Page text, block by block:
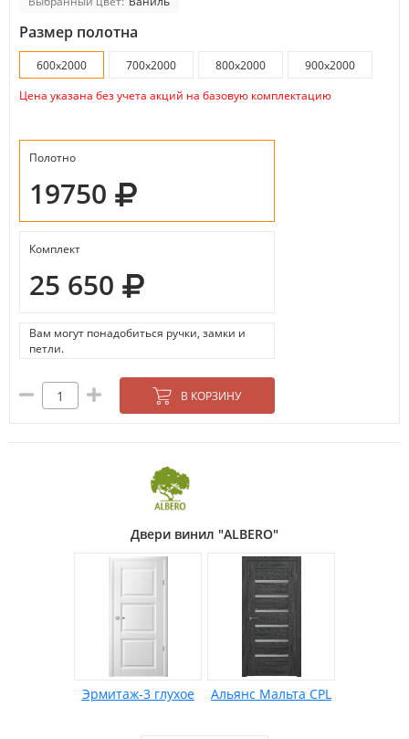
Размер полотна
600x2000 700x2000 800x2000
900x2000
Цена указана без учета акций на базовую комплектацию
Полотно
19750
Комплект
25 650
Вам могут понадобиться ручки, замки и
петли.
В КОРЗИНУ
Двери винил "ALBERO"
Эрмитаж-3 глухое Альянс Мальта CPL